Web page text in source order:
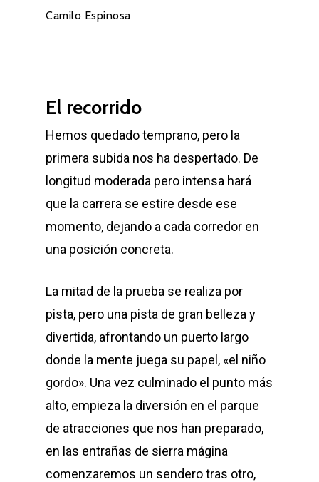
Camilo Espinosa
El recorrido
Hemos quedado temprano, pero la
primera subida nos ha despertado. De
longitud moderada pero intensa hará
que la carrera se estire desde ese
momento, dejando a cada corredor en
una posición concreta.
La mitad de la prueba se realiza por
pista, pero una pista de gran belleza y
divertida, afrontando un puerto largo
donde la mente juega su papel, «el niño
gordo». Una vez culminado el punto más
alto, empieza la diversión en el parque
de atracciones que nos han preparado,
en las entrañas de sierra mágina
comenzaremos un sendero tras otro,